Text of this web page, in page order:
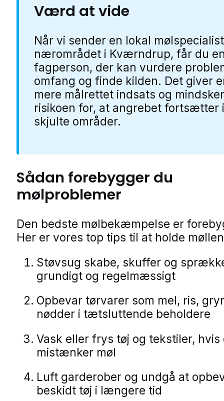
Værd at vide
Når vi sender en lokal
nærområdet i Kværndrup, får du
fagperson, der kan vurdere
omfang og finde kilden. Det giver
mere målrettet indsats og mindsker
risikoen for, at angrebet fortsætter i
skjulte områder.
Sådan forebygger du
mølproblemer
Den bedste mølbekæmpelse er
Her er vores top tips til at holde
Støvsug skabe, skuffer og
grundigt og regelmæssigt
Opbevar tørvarer som mel, ris,
nødder i tætsluttende beholdere
Vask eller frys tøj og tekstiler, hvis
mistænker møl
Luft garderober og undgå at
beskidt tøj i længere tid